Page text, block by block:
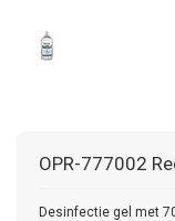
OPR-777002
Desinfectie gel met